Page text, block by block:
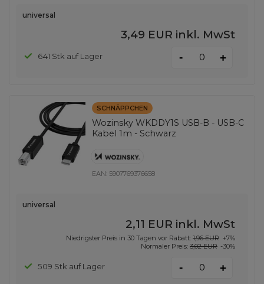
universal
3,49 EUR inkl. MwSt
641 Stk auf Lager - +
SCHNÄPPCHEN
Wozinsky WKDDY1S USB-B - USB-C
Kabel 1m - Schwarz
EAN: 5907769376658
universal
2,11 EUR inkl. MwSt
Niedrigster Preis in 30 Tagen vor Rabatt: 1,96 EUR +7%
Normaler Preis: 3,02 EUR -30%
509 Stk auf Lager - +